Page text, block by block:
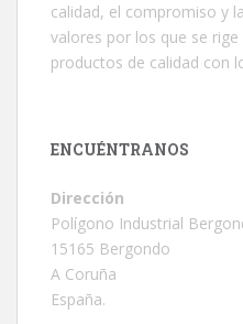
calidad, el compromiso y
valores por los que se
productos de calidad con
ENCUÉNTRANOS
Dirección
Polígono Industrial
15165 Bergondo
A Coruña
España.